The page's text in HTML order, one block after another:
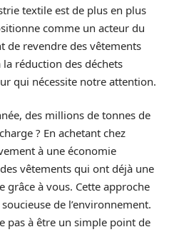
textile est de plus en plus
comme un acteur du
de revendre des vêtements
la réduction des déchets
qui nécessite notre attention.
des millions de tonnes de
? En achetant chez
à une économie
vêtements qui ont déjà une
à vous. Cette approche
de l’environnement.
pas à être un simple point de